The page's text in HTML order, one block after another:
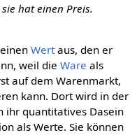
hat einen Preis.
Wertaus, den er
weil die Ware als
auf dem Warenmarkt,
kann. Dort wird in der
ihr quantitatives Dasein
als Werte. Sie können